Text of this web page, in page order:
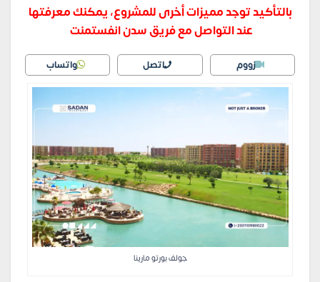
بالتأكيد توجد مميزات أخرى للمشروع، يمكنك معرفتها
عند التواصل مع فريق سدن انفستمنت
زووم اتصل واتساب
جولف بورتو مارينا